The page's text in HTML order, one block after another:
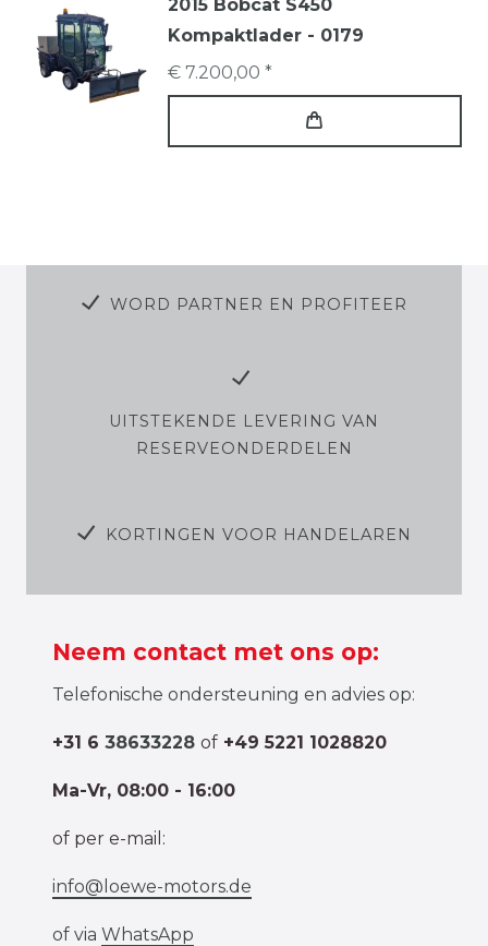
2015 Bobcat S450
Kompaktlader - 0179
€ 7.200,00 *
WORD PARTNER EN PROFITEER
UITSTEKENDE LEVERING VAN
RESERVEONDERDELEN
KORTINGEN VOOR HANDELAREN
Neem contact met ons op:
Telefonische ondersteuning en advies op:
+31 6 38633228 of +49 5221 1028820
Ma-Vr, 08:00 - 16:00
of per e-mail:
info@loewe-motors.de
of via WhatsApp